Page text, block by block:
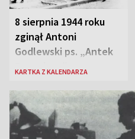
8 sierpnia 1944 roku
zginął Antoni
Godlewski ps. „Antek
Rozpylacz”
KARTKA Z KALENDARZA